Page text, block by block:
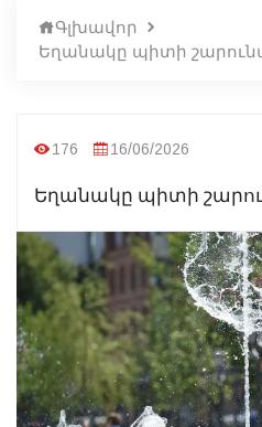
Գլխավոր
Եղանակը պիտի
176 16/06/2026
Եղանակը պիտի